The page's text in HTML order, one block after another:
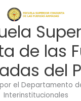
de las
del
el Departamento
Interinstitucionales
principal